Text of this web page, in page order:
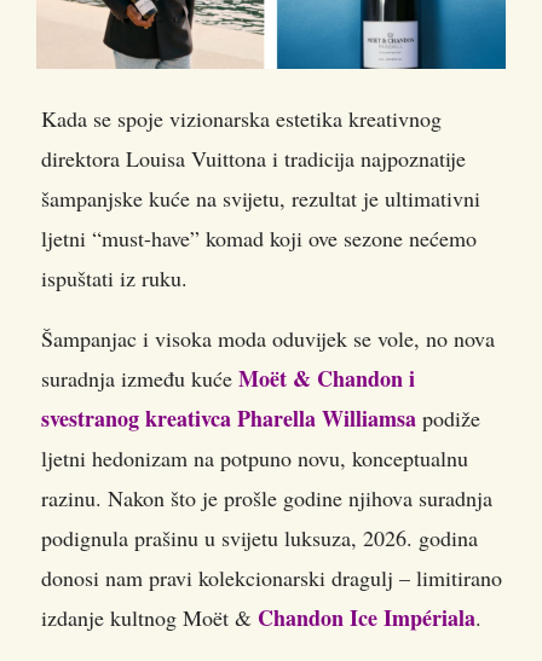
Kada se spoje vizionarska estetika kreativnog
direktora Louisa Vuittona i tradicija najpoznatije
šampanjske kuće na svijetu, rezultat je ultimativni
ljetni “must-have” komad koji ove sezone nećemo
ispuštati iz ruku.
Šampanjac i visoka moda oduvijek se vole, no nova
suradnja između kuće Moët & Chandon i
svestranog kreativca Pharella Williamsa podiže
ljetni hedonizam na potpuno novu, konceptualnu
razinu. Nakon što je prošle godine njihova suradnja
podignula prašinu u svijetu luksuza, 2026. godina
donosi nam pravi kolekcionarski dragulj – limitirano
izdanje kultnog Moët & Chandon Ice Impériala.